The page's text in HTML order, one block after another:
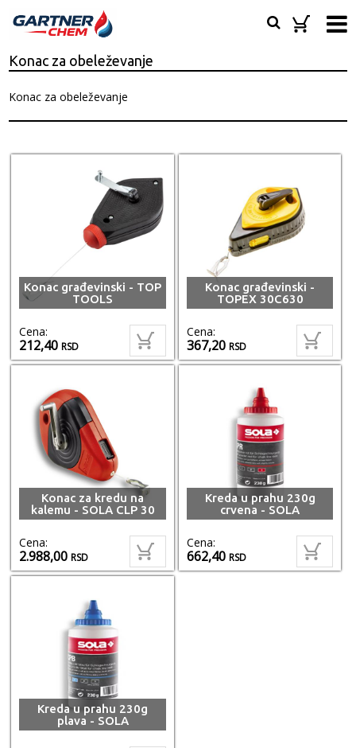
Konac za obeleževanje
Konac za obeleževanje
Konac građevinski - TOP
TOOLS
Cena:
212,40RSD
Konac građevinski -
TOPEX 30C630
Cena:
367,20RSD
Konac za kredu na
kalemu - SOLA CLP 30
Cena:
2.988,00RSD
Kreda u prahu 230g
crvena - SOLA
Cena:
662,40RSD
Kreda u prahu 230g
plava - SOLA